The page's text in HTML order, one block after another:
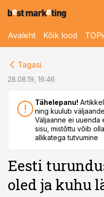
Avaleht Kõik lood
Tagasi
28.08.19, 16:46
Tähelepanu!
ning kuulub
Väljaanne ei uuenda
sisu, mistõttu võib
allikatega tutvumine
Eesti
oled ja kuhu